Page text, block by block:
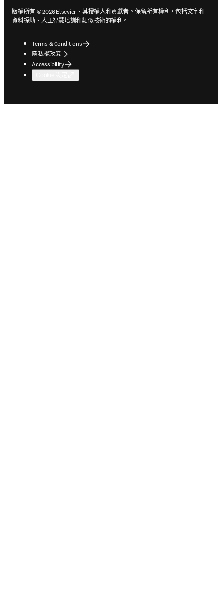
版權所有 © 2026 Elsevier、其授權人和貢獻者。保留所有權利，包括文字和
資料探勘、人工智慧培訓和類似技術的權利。
Terms & Conditions
隱私權政策
Accessibility